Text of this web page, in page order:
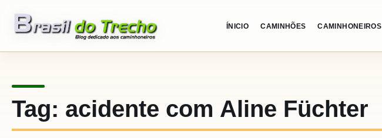
ÍNICIO CAMINHÕES CAMINHONEIROS
Tag: acidente com Aline Füchter